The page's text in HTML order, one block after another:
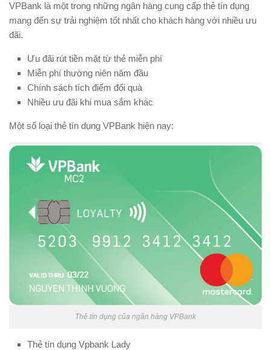
VPBank là một trong những ngân hàng cung cấp thẻ tín dụng
mang đến sự trải nghiệm tốt nhất cho khách hàng với nhiều ưu
đãi.
Ưu đãi rút tiền mặt từ thẻ miễn phí
Miễn phí thường niên năm đầu
Chính sách tích điểm đổi quà
Nhiều ưu đãi khi mua sắm khác
Một số loại thẻ tín dụng VPBank hiện nay:
Thẻ tín dụng của ngân hàng VPBank
Thẻ tín dụng Vpbank Lady